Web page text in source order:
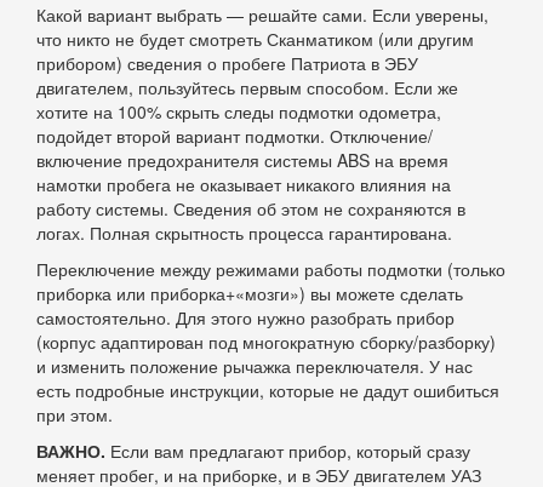
Какой вариант выбрать — решайте сами. Если уверены,
что никто не будет смотреть Сканматиком (или другим
прибором) сведения о пробеге Патриота в ЭБУ
двигателем, пользуйтесь первым способом. Если же
хотите на 100% скрыть следы подмотки одометра,
подойдет второй вариант подмотки. Отключение/
включение предохранителя системы ABS на время
намотки пробега не оказывает никакого влияния на
работу системы. Сведения об этом не сохраняются в
логах. Полная скрытность процесса гарантирована.
Переключение между режимами работы подмотки (только
приборка или приборка+«мозги») вы можете сделать
самостоятельно. Для этого нужно разобрать прибор
(корпус адаптирован под многократную сборку/разборку)
и изменить положение рычажка переключателя. У нас
есть подробные инструкции, которые не дадут ошибиться
при этом.
ВАЖНО. Если вам предлагают прибор, который сразу
меняет пробег, и на приборке, и в ЭБУ двигателем УАЗ